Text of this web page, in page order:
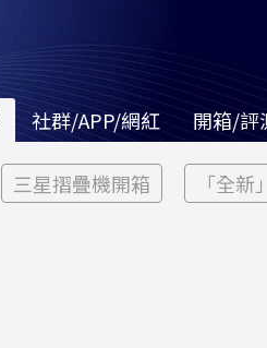
社群/APP/網紅 開箱/評
三星摺疊機開箱 「全